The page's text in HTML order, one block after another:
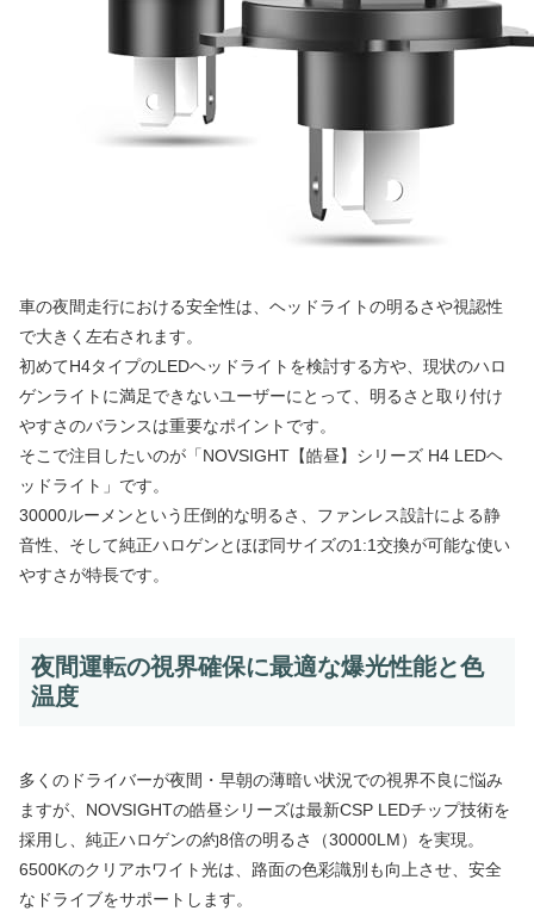
車の夜間走行における安全性は、ヘッドライトの明るさや視認性
で大きく左右されます。
初めてH4タイプのLEDヘッドライトを検討する方や、現状のハロ
ゲンライトに満足できないユーザーにとって、明るさと取り付け
やすさのバランスは重要なポイントです。
そこで注目したいのが「NOVSIGHT【皓昼】シリーズ H4 LEDヘ
ッドライト」です。
30000ルーメンという圧倒的な明るさ、ファンレス設計による静
音性、そして純正ハロゲンとほぼ同サイズの1:1交換が可能な使い
やすさが特長です。
夜間運転の視界確保に最適な爆光性能と色
温度
多くのドライバーが夜間・早朝の薄暗い状況での視界不良に悩み
ますが、NOVSIGHTの皓昼シリーズは最新CSP LEDチップ技術を
採用し、純正ハロゲンの約8倍の明るさ（30000LM）を実現。
6500Kのクリアホワイト光は、路面の色彩識別も向上させ、安全
なドライブをサポートします。